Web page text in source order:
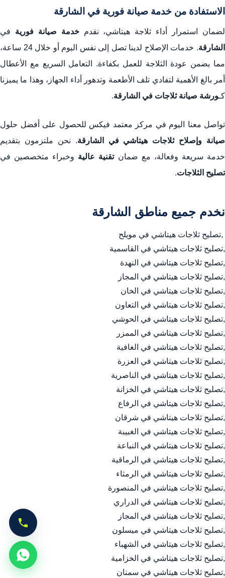
الاستفادة من خدمة صيانة فورية في الشارقة
لضمان استمرار أداء ثلاجة هيتاشي، نقدمخدمة صيانة فورية في
الشارقة
. خدمات الإصلاح لدينا تصل إلى نفس اليوم أو خلال 24 ساعة،
مما يضمن عودة الثلاجة للعمل بكفاءة. التعامل السريع مع الأعطال
أمر بالغ الأهمية لتفادي تلف الأطعمة وتدهور أداء الجهاز، وهذا ما يميزنا
كـورشة صيانة ثلاجات في الشارقة.
تواصل معنا اليوم في مركز معتمد فيكس للحصول على أفضل حلول
صيانة وإصلاح ثلاجات هيتاشي في الشارقة. نحن ملتزمون بتقديم
خدمة سريعة وفعالة، مع ضمانتقنية عالية وخبراء متخصصين في
تصليح الثلاجات.
نخدم جميع مناطق الشارقة
,تصليح ثلاجات هيتاشي في مويلح
,تصليح ثلاجات هيتاشي في القاسمية
,تصليح ثلاجات هيتاشي في النهدة
,تصليح ثلاجات هيتاشي في المجاز
,تصليح ثلاجات هيتاشي في الخان
,تصليح ثلاجات هيتاشي في التعاون
,تصليح ثلاجات هيتاشي في الحوشي
,تصليح ثلاجات هيتاشي في الممزر
,تصليح ثلاجات هيتاشي في الغافية
,تصليح ثلاجات هيتاشي في العزرة
,تصليح ثلاجات هيتاشي في الناصرية
,تصليح ثلاجات هيتاشي في الخزانة
,تصليح ثلاجات هيتاشي في الرفاع
,تصليح ثلاجات هيتاشي في شرقان
,تصليح ثلاجات هيتاشي في الغبيبة
,تصليح ثلاجات هيتاشي في النباعة
,تصليح ثلاجات هيتاشي في الرماقية
,تصليح ثلاجات هيتاشي في الرمثاء
,تصليح ثلاجات هيتاشي في المنصورة
,تصليح ثلاجات هيتاشي في الدراري
,تصليح ثلاجات هيتاشي في المجاز
,تصليح ثلاجات هيتاشي في ميسلون
,تصليح ثلاجات هيتاشي في الشهباء
,تصليح ثلاجات هيتاشي في الخزامية
,تصليح ثلاجات هيتاشي في سمنان